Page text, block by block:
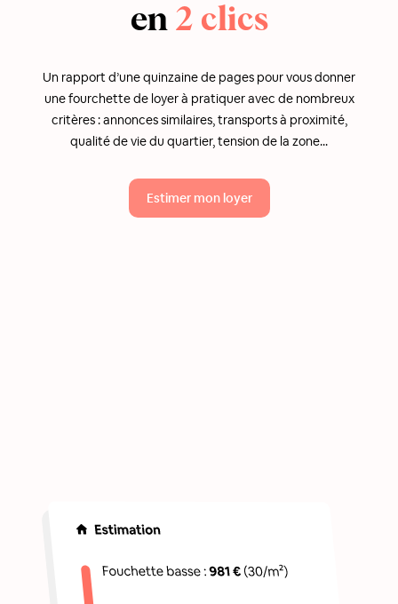
en 2 clics
Un rapport d’une quinzaine de pages pour vous donner
une fourchette de loyer à pratiquer avec de nombreux
critères : annonces similaires, transports à proximité,
qualité de vie du quartier, tension de la zone...
Estimer mon loyer